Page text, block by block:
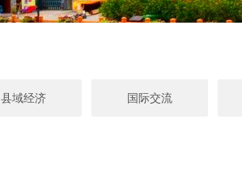
县域经济 国际交流